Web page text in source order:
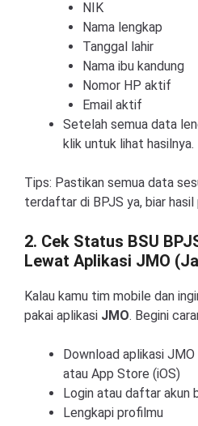
NIK
Nama lengkap
Tanggal lahir
Nama ibu kandung
Nomor HP aktif
Email aktif
Setelah semua data
klik untuk lihat hasilnya.
Tips: Pastikan semua data
terdaftar di BPJS ya, biar
2. Cek Status BSU
Lewat Aplikasi JMO
Kalau kamu tim mobile dan
pakai aplikasi JMO. Begini
Download aplikasi
atau App Store (iOS)
Login atau daftar akun
Lengkapi profilmu